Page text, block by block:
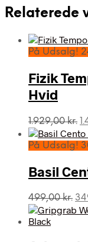
Relaterede
På Udsalg!
Fizik
Hvid
1.929,00kr.
På Udsalg!
Basil
499,00kr.